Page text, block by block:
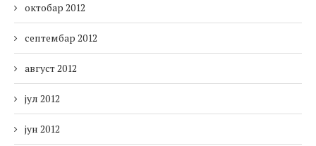
октобар 2012
септембар 2012
август 2012
јул 2012
јун 2012